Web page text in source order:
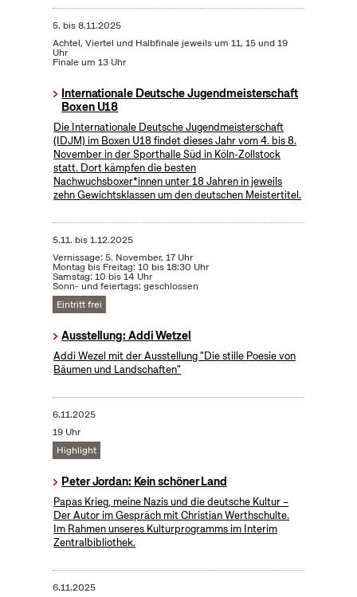
5. bis8.11.2025
Achtel, Viertel und Halbfinale jeweils um 11, 15 und 19
Uhr
Finale um 13 Uhr
Internationale Deutsche Jugendmeisterschaft
Boxen U18
Die Internationale Deutsche Jugendmeisterschaft
(IDJM) im Boxen U18 findet dieses Jahr vom 4. bis 8.
November in der Sporthalle Süd in Köln-Zollstock
statt. Dort kämpfen die besten
Nachwuchsboxer*innen unter 18 Jahren in jeweils
zehn Gewichtsklassen um den deutschen Meistertitel.
5.11. bis1.12.2025
Vernissage: 5. November, 17 Uhr
Montag bis Freitag: 10 bis 18:30 Uhr
Samstag: 10 bis 14 Uhr
Sonn- und feiertags: geschlossen
Eintritt frei
Ausstellung: Addi Wetzel
Addi Wezel mit der Ausstellung "Die stille Poesie von
Bäumen und Landschaften"
6.11.2025
19 Uhr
Highlight
Peter Jordan: Kein schöner Land
Papas Krieg, meine Nazis und die deutsche Kultur –
Der Autor im Gespräch mit Christian Werthschulte.
Im Rahmen unseres Kulturprogramms im Interim
Zentralbibliothek.
6.11.2025